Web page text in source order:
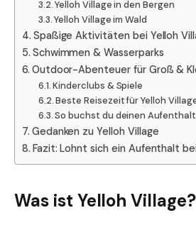
Yelloh Village in den Bergen
Yelloh Village im Wald
Spaßige Aktivitäten bei Yelloh
Schwimmen & Wasserparks
Outdoor-Abenteuer für Groß &
Kinderclubs & Spiele
Beste Reisezeit für Yelloh
So buchst du deinen Aufenthalt
Gedanken zu Yelloh Village
Fazit: Lohnt sich ein Aufenthalt
Was ist Yelloh Village?